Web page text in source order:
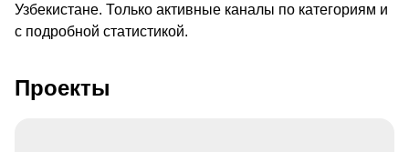
Узбекистане. Только активные каналы по категориям и
с подробной статистикой.
Проекты